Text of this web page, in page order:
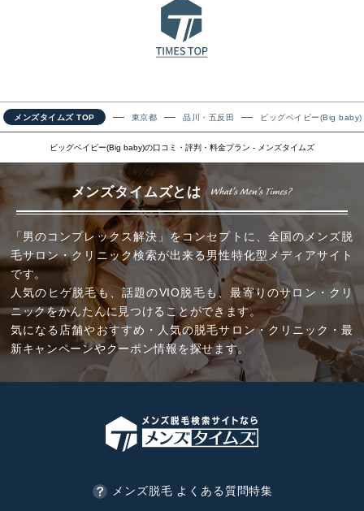
メンズタイムズ TOP 東京都 品川・五反田 ビッグベイビー(Big baby)
ビッグベイビー(Big baby)の口コミ・評判・料金プラン - メンズタイムズ
メンズタイムズとは
「男のコンプレックス解決」をコンセプトに、全国のメンズ脱
毛サロン・クリニック検索が出来る男性特化型メディアサイト
です。
人気のヒゲ脱毛も、話題のVIO脱毛も、最寄りのサロン・クリ
ニックをかんたんに見つけることができます。
気になる店舗やおすすめ・人気の脱毛サロン・クリニック・最
新キャンペーンやクーポン情報を探せます。
メンズ脱毛 よくある質問特集